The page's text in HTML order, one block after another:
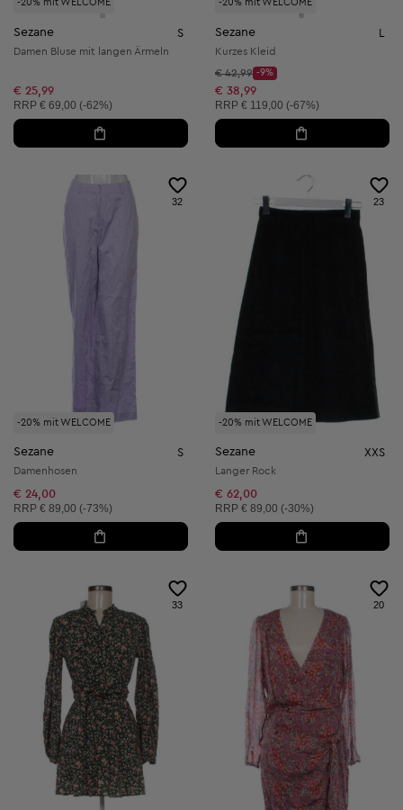
-20% mit WELCOME
Sezane S
Damen Bluse mit langen Ärmeln
€ 25,99
Unverbindliche Preisempfehlung:
RRP € 69,00 (-62%)
-20% mit WELCOME
Sezane
Kurzes Kleid
Startpreis:
€ 42,99
Discount Price:
-9%
Reduzierter Preis:
€ 38,99
Unverbindliche Preisempfehlung:
RRP € 119,00 (-67%)
-20% mit WELCOME
32
Sezane S
Damenhosen
€ 24,00
Unverbindliche Preisempfehlung:
RRP € 89,00 (-73%)
-20% mit WELCOME
23
Sezane XXS
Langer Rock
€ 62,00
Unverbindliche Preisempfehlung:
RRP € 89,00 (-30%)
33 20